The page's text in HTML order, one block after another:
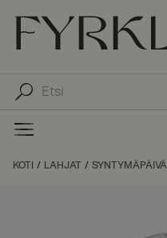
KOTI LAHJAT SYNTYMÄPÄIVÄ